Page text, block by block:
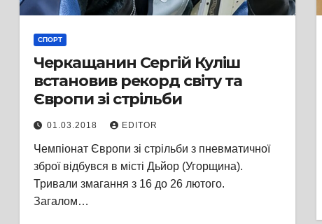
СПОРТ
Черкащанин Сергій Куліш
встановив рекорд світу та
Європи зі стрільби
01.03.2018 EDITOR
Чемпіонат Європи зі стрільби з пневматичної
зброї відбувся в місті Дьйор (Угорщина).
Тривали змагання з 16 до 26 лютого.
Загалом…